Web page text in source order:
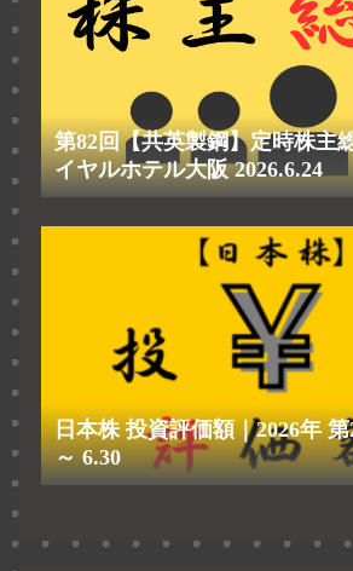
第82回【共英製鋼】定時株主
イヤルホテル大阪 2026.6.24
日本株 投資評価額｜2026年
～ 6.30